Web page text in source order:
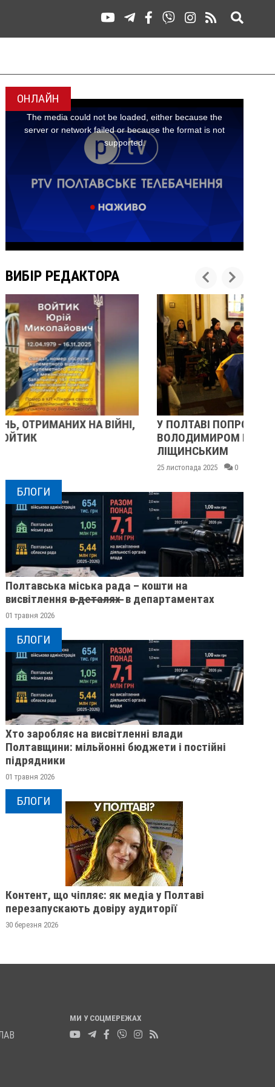
ЖІНКА ШТОВХНУЛА
ТЦКАШНИКА ПІД МАШИНУ -
МАШИНА НАЇХАЛА ЙОМУ НА
НОГУ
0
ПОСВІДЧЕННЯ
20 листопада 2025
ОНЛАЙН
ВИБІР РЕДАКТОРА
У ПОЛТАВІ ПОПРОЩАЛИСЯ ІЗ ВІЙСЬКОВИМИ
ВОЛОДИМИРОМ КАРЕНГІНИМ ТА ОЛЕГОМ
БЛОГИ
Полтавська міська рада – кошти на
висвітлення в̶ ̶д̶е̶т̶а̶л̶я̶х̶ ̶ в департаментах
01 травня 2026
БЛОГИ
Хто заробляє на висвітленні влади
Полтавщини: мільйонні бюджети і постійні
підрядники
01 травня 2026
БЛОГИ
Контент, що чіпляє: як медіа у Полтаві
перезапускають довіру аудиторії
30 березня 2026
МИ У СОЦМЕРЕЖАХ